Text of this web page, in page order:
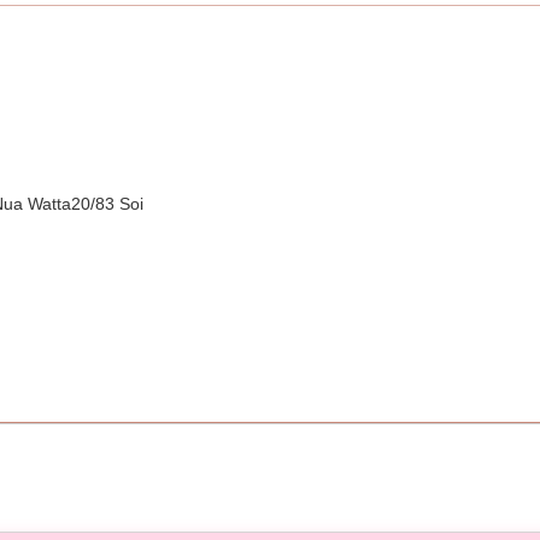
Watta20/83 Soi